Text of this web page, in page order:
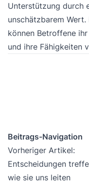
Unterstützung durch
unschätzbarem
können Betroffene
und ihre Fähigkeiten
Beitrags-Navigation
Vorheriger Artikel:
Entscheidungen
wie sie uns leiten